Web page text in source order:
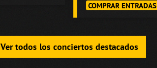
COMPRAR ENTRADAS
Ver todos los conciertos destacados